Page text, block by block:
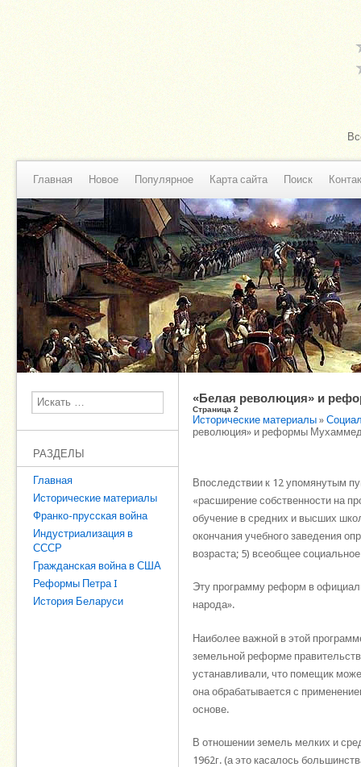
Главная Новое Популярное Карта сайта Поиск
Поиск
РАЗДЕЛЫ
Главная
Исторические материалы
Франко-прусская война
Индустриализация в
СССР
Гражданская война в США
Реформы Петра I
История Беларуси
«Белая революция» и
Страница 2
Исторические материалы »
революция» и реформы
Впоследствии к 12 упомянутым
«расширение собственности на
обучение в средних и высших
окончания учебного заведения
возраста; 5) всеобщее
Эту программу реформ в
народа».
Наиболее важной в этой
земельной реформе
устанавливали, что помещик
она обрабатывается с
основе.
В отношении земель мелких и
1962г. (а это касалось